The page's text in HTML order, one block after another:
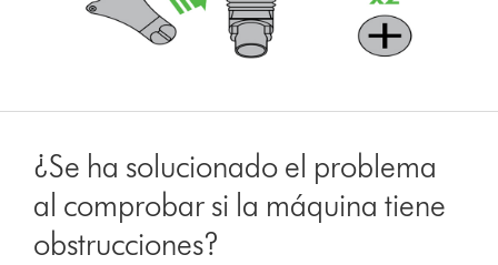
¿Se ha solucionado el problema
al comprobar si la máquina tiene
obstrucciones?